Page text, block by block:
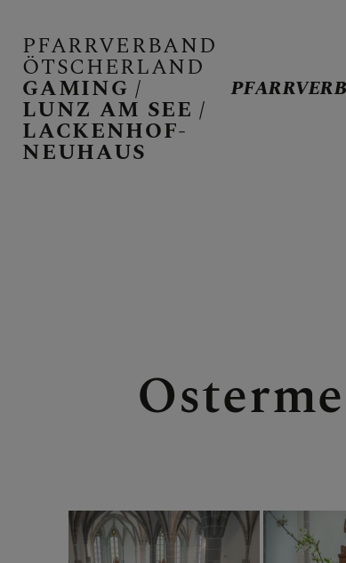
PFARRVERBAND
PFARRVERBAND
ÖTSCHERLAND
GAMING /
LUNZ AM SEE /
LACKENHOF-
NEUHAUS